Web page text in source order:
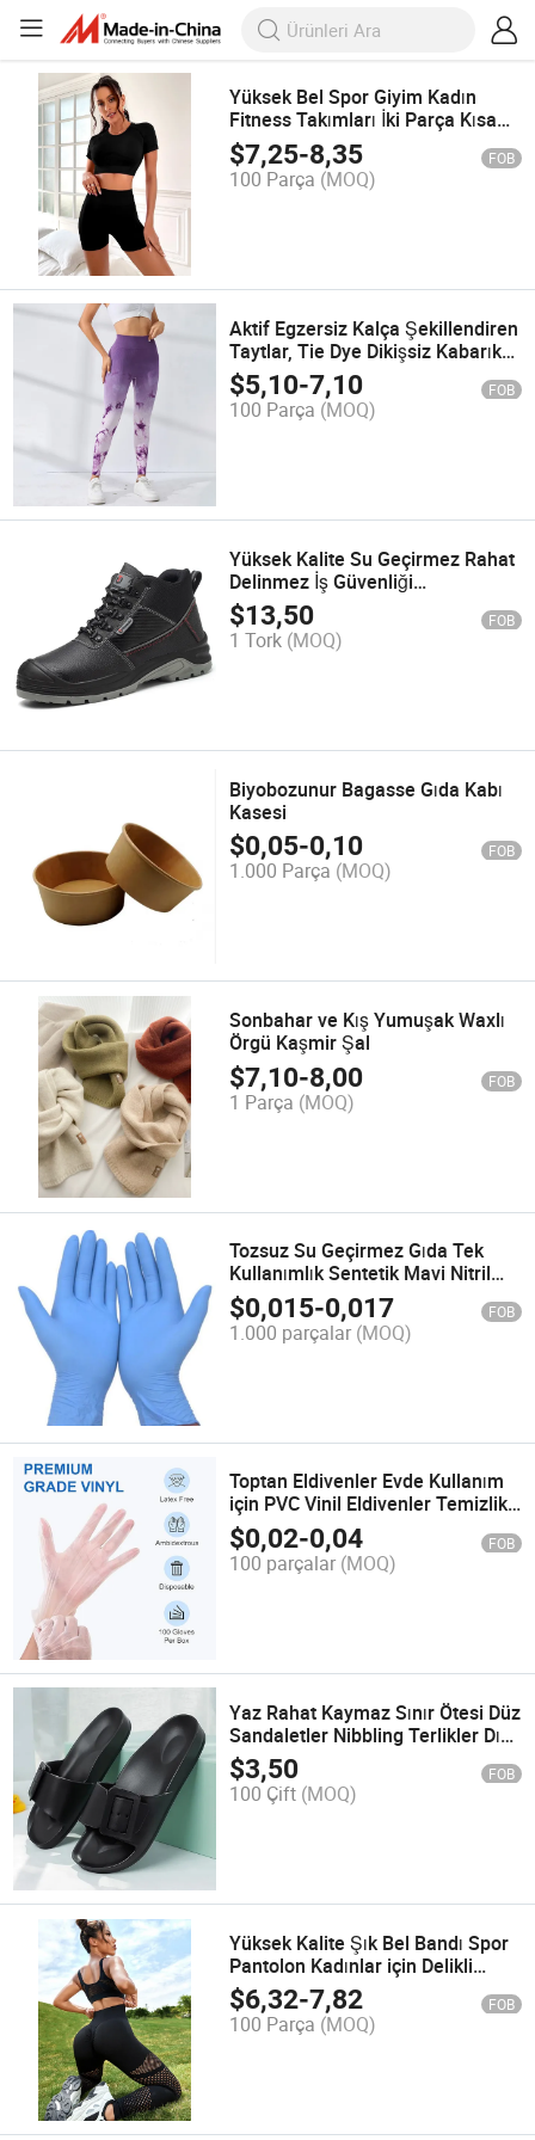
Yüksek Bel Spor Giyim Kadın
Fitness Takımları İki Parça Kısa
Kollu Kısa Üst & Yoga Şortu
$7,25-8,35 FOB
100 Parça (MOQ)
Aktif Egzersiz Kalça Şekillendiren
Taytlar, Tie Dye Dikişsiz Kabarık
Popo Taytları Kadınlar için
$5,10-7,10 FOB
100 Parça (MOQ)
Yüksek Kalite Su Geçirmez Rahat
Delinmez İş Güvenliği
Ayakkabıları
$13,50 FOB
1 Tork (MOQ)
Biyobozunur Bagasse Gıda Kabı
Kasesi
$0,05-0,10 FOB
1.000 Parça (MOQ)
Sonbahar ve Kış Yumuşak Waxlı
Örgü Kaşmir Şal
$7,10-8,00 FOB
1 Parça (MOQ)
Tozsuz Su Geçirmez Gıda Tek
Kullanımlık Sentetik Mavi Nitril
Karışık Eldivenler
$0,015-0,017 FOB
1.000 parçalar (MOQ)
Toptan Eldivenler Evde Kullanım
için PVC Vinil Eldivenler Temizlik
İçin
$0,02-0,04 FOB
100 parçalar (MOQ)
Yaz Rahat Kaymaz Sınır Ötesi Düz
Sandaletler Nibbling Terlikler Dış
Giyim ile
$3,50 FOB
100 Çift (MOQ)
Yüksek Kalite Şık Bel Bandı Spor
Pantolon Kadınlar için Delikli
Popo Tayt Yoga Pantolon Fitness
Tayt Spor Salonu
$6,32-7,82 FOB
100 Parça (MOQ)